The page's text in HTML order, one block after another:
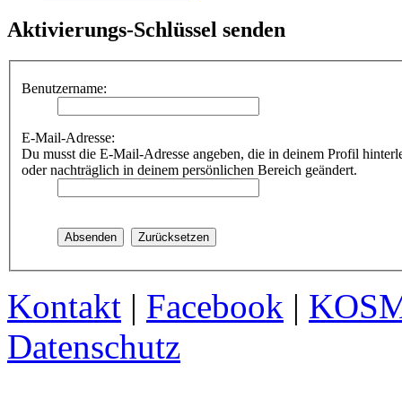
Aktivierungs-Schlüssel senden
Benutzername:
E-Mail-Adresse:
Du musst die E-Mail-Adresse angeben, die in deinem Profil
oder nachträglich in deinem persönlichen Bereich geändert.
Kontakt | Facebook |
Datenschutz